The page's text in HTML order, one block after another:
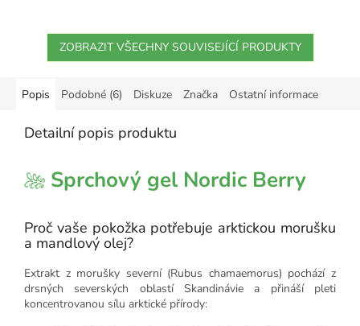
ZOBRAZIT VŠECHNY SOUVISEJÍCÍ PRODUKTY
Popis Podobné (6) Diskuze Značka Ostatní informace
Detailní popis produktu
Sprchový gel Nordic Berry
Proč vaše pokožka potřebuje arktickou morušku
a mandlový olej?
Extrakt z morušky severní (Rubus chamaemorus) pochází z
drsných severských oblastí Skandinávie a přináší pleti
koncentrovanou sílu arktické přírody: